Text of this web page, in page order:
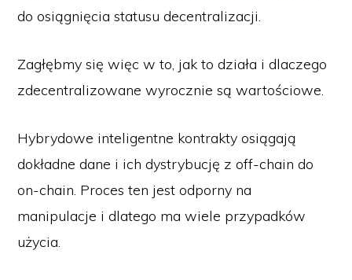
do osiągnięcia statusu decentralizacji.
Zagłębmy się więc w to, jak to działa i dlaczego
zdecentralizowane wyrocznie są wartościowe.
Hybrydowe inteligentne kontrakty osiągają
dokładne dane i ich dystrybucję z off-chain do
on-chain. Proces ten jest odporny na
manipulacje i dlatego ma wiele przypadków
użycia.